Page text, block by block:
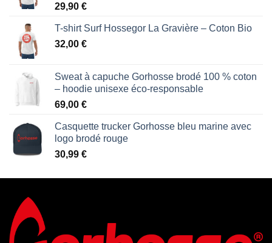
29,90 €
T-shirt Surf Hossegor La Gravière – Coton Bio
32,00 €
Sweat à capuche Gorhosse brodé 100 % coton
– hoodie unisexe éco-responsable
69,00 €
Casquette trucker Gorhosse bleu marine avec
logo brodé rouge
30,99 €